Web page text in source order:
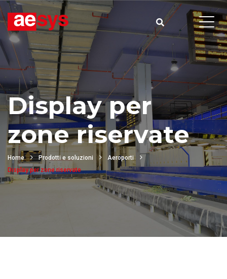
Display per
zone riservate
Home Prodotti e soluzioni
Aeroporti
Display per zone riservate